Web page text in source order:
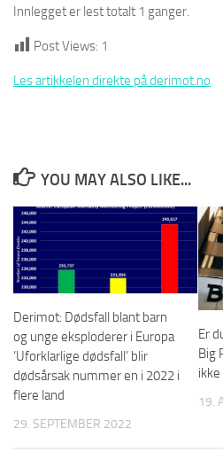
Innlegget er lest totalt 1 ganger.
Post Views: 1
Les artikkelen direkte på derimot.no
YOU MAY ALSO LIKE...
Derimot: Dødsfall blant barn
og unge eksploderer i Europa
‘Uforklarlige dødsfall’ blir
dødsårsak nummer en i 2022 i
flere land
29. SEPTEMBER 2022
Er
Big
19.